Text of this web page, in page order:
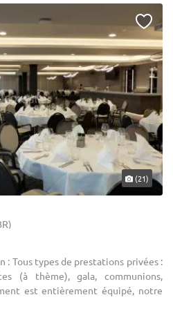
(21)
: Tous types de prestations privées :
(à thème), gala, communions,
est entièrement équipé, notre